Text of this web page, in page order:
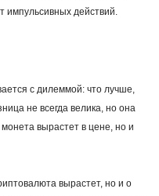
импульсивных действий.
с дилеммой: что лучше,
не всегда велика, но она
вырастет в цене, но и
вырастет, но и о